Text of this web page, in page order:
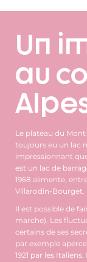
Un
au
Le plateau du
toujours eu un lac
impressionnant
est un lac de
1968 alimente,
Villarodin-Bourget.
Il est possible de
marche). Les
certains de ses
par exemple
1921 par les